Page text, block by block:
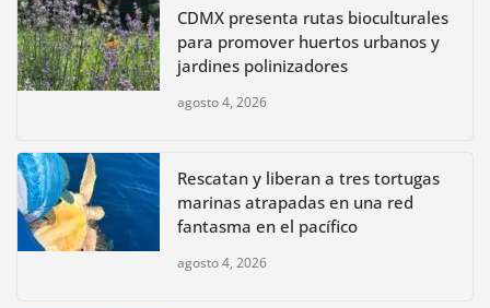
CDMX presenta rutas bioculturales
para promover huertos urbanos y
jardines polinizadores
agosto 4, 2026
Rescatan y liberan a tres tortugas
marinas atrapadas en una red
fantasma en el pacífico
agosto 4, 2026